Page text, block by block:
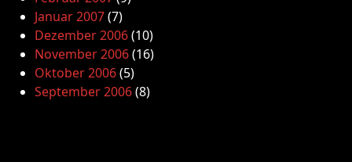
Januar 2007(7)
Dezember 2006(10)
November 2006(16)
Oktober 2006(5)
September 2006(8)